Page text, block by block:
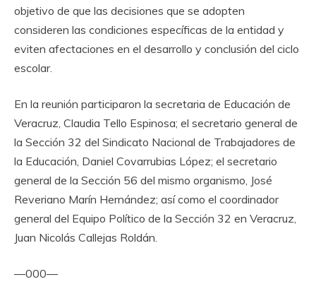
objetivo de que las decisiones que se adopten
consideren las condiciones específicas de la entidad y
eviten afectaciones en el desarrollo y conclusión del ciclo
escolar.
En la reunión participaron la secretaria de Educación de
Veracruz, Claudia Tello Espinosa; el secretario general de
la Sección 32 del Sindicato Nacional de Trabajadores de
la Educación, Daniel Covarrubias López; el secretario
general de la Sección 56 del mismo organismo, José
Reveriano Marín Hernández; así como el coordinador
general del Equipo Político de la Sección 32 en Veracruz,
Juan Nicolás Callejas Roldán.
—000—